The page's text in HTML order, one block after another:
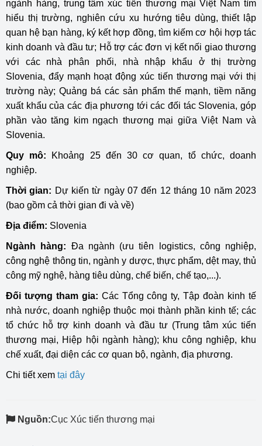
ngành hàng, trung tâm xúc tiến thương mại Việt Nam tìm
hiểu thị trường, nghiên cứu xu hướng tiêu dùng, thiết lập
quan hệ bạn hàng, ký kết hợp đồng, tìm kiếm cơ hội hợp tác
kinh doanh và đầu tư; Hỗ trợ các đơn vị kết nối giao thương
với các nhà phân phối, nhà nhập khẩu ở thị trường
Slovenia, đẩy mạnh hoạt động xúc tiến thương mại với thị
trường này; Quảng bá các sản phẩm thế mạnh, tiềm năng
xuất khẩu của các địa phương tới các đối tác Slovenia, góp
phần vào tăng kim ngạch thương mại giữa Việt Nam và
Slovenia.
Quy mô: Khoảng 25 đến 30 cơ quan, tổ chức, doanh
nghiệp.
Thời gian: Dự kiến từ ngày 07 đến 12 tháng 10 năm 2023
(bao gồm cả thời gian đi và về)
Địa điểm: Slovenia
Ngành hàng: Đa ngành (ưu tiên logistics, công nghiệp,
công nghệ thông tin, ngành y dược, thực phẩm, dệt may, thủ
công mỹ nghệ, hàng tiêu dùng, chế biến, chế tạo,...).
Đối tượng tham gia: Các Tổng công ty, Tập đoàn kinh tế
nhà nước, doanh nghiệp thuộc mọi thành phần kinh tế; các
tổ chức hỗ trợ kinh doanh và đầu tư (Trung tâm xúc tiến
thương mại, Hiệp hội ngành hàng); khu công nghiệp, khu
chế xuất, đại diện các cơ quan bộ, ngành, địa phương.
Chi tiết xem tại đây
Nguồn:Cục Xúc tiến thương mại